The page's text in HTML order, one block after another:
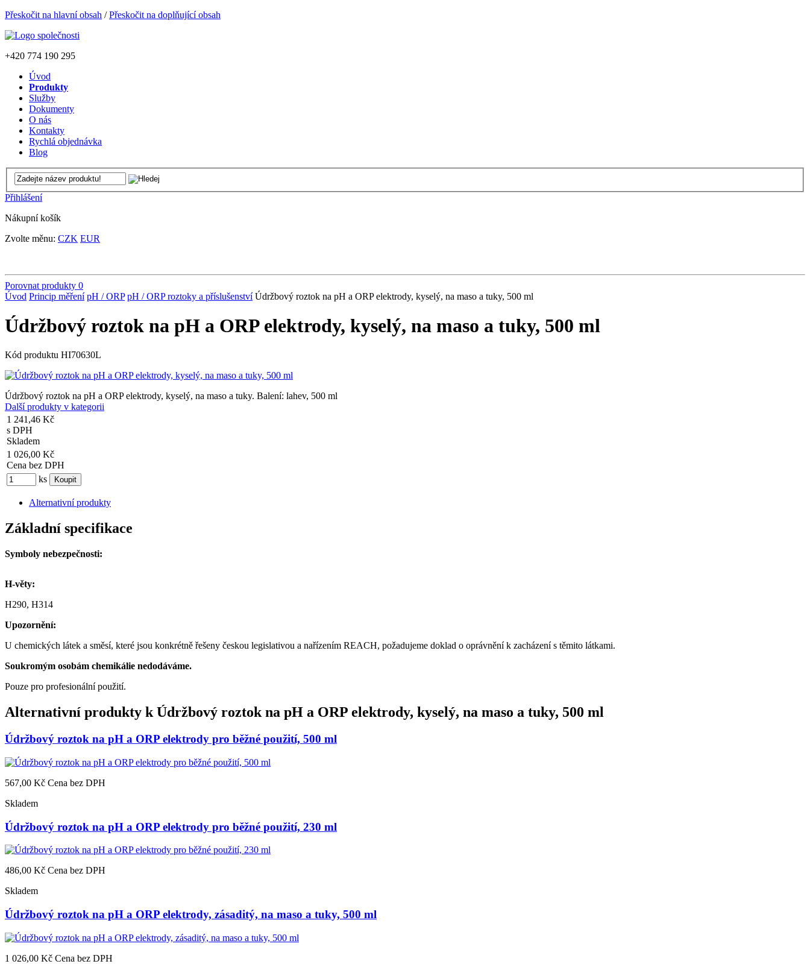
Přeskočit na hlavní obsah /Přeskočit na doplňující obsah
+420 774 190 295
Úvod
Produkty
Služby
Dokumenty
O nás
Kontakty
Rychlá objednávka
Blog
Přihlášení
Nákupní košík
Zvolte měnu: CZK EUR
Porovnat produkty 0
Úvod Princip měření pH / ORP pH / ORP roztoky a příslušenství Údržbový roztok na pH a ORP elektrody, kyselý, na maso a tuky, 500 ml
Údržbový roztok na pH a ORP elektrody, kyselý, na maso a tuky, 500 ml
Kód produktu HI70630L
Údržbový roztok na pH a ORP elektrody, kyselý, na maso a tuky. Balení: lahev, 500 ml
Další produkty v kategorii
1 241,46 Kč
s DPH
Skladem
1 026,00 Kč
Cena bez DPH
ks
Alternativní produkty
Základní specifikace
Symboly nebezpečnosti:
H-věty:
H290, H314
Upozornění:
U chemických látek a směsí, které jsou konkrétně řešeny českou legislativou a nařízením REACH, požadujeme doklad o oprávnění k zacházení s těmito látkami.
Soukromým osobám chemikálie nedodáváme.
Pouze pro profesionální použití.
Alternativní produkty k Údržbový roztok na pH a ORP elektrody, kyselý, na maso a tuky, 500 ml
Údržbový roztok na pH a ORP elektrody pro běžné použití, 500 ml
567,00 Kč Cena bez DPH
Skladem
Údržbový roztok na pH a ORP elektrody pro běžné použití, 230 ml
486,00 Kč Cena bez DPH
Skladem
Údržbový roztok na pH a ORP elektrody, zásaditý, na maso a tuky, 500 ml
1 026,00 Kč Cena bez DPH